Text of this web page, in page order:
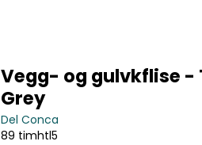
Vegg- og gulvkflise -
Grey
Del Conca
89 timhtl5